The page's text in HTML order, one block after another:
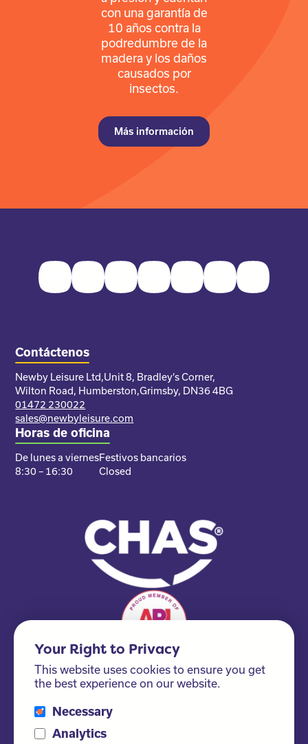
con una garantía de
10 años contra la
podredumbre de la
madera y los daños
causados por
insectos.
Más información
FacebookTwitter InstagramYoutubePinterestLinkedInTikTok
Contáctenos
Newby Leisure Ltd,Unit 8, Bradley’s Corner,
Wilton Road, Humberston,Grimsby, DN36 4BG
01472 230022
sales@newbyleisure.com
Horas de oficina
De lunes a viernes
8:30 – 16:30
Festivos bancarios
Closed
Please ask us about our FSC® certified products!
Your Right to Privacy
This website uses cookies to ensure you get
the best experience on our website.
Necessary
Analytics